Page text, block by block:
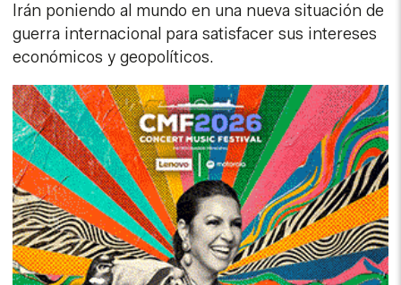
Irán poniendo al mundo en una nueva situación de
guerra internacional para satisfacer sus intereses
económicos y geopolíticos.